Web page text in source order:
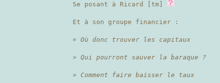
Se posant à Ricard [tm]
Et à son groupe financier :
« Où donc trouver les capitaux
» Qui pourront sauver la baraque ?
» Comment faire baisser le taux